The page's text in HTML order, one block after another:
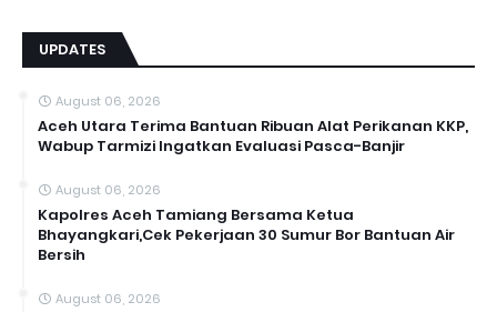
UPDATES
August 06, 2026
Aceh Utara Terima Bantuan Ribuan Alat Perikanan KKP,
Wabup Tarmizi Ingatkan Evaluasi Pasca-Banjir
August 06, 2026
Kapolres Aceh Tamiang Bersama Ketua
Bhayangkari,Cek Pekerjaan 30 Sumur Bor Bantuan Air
Bersih
August 06, 2026